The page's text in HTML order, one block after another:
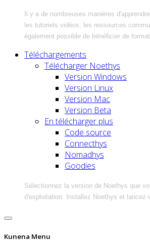
Il y a de nombreuses manières
les tutoriels vidéos, les ressources
également possible de bénéficier de
Téléchargements
Télécharger Noethys
Version Windows
Version Linux
Version Mac
Version Beta
En télécharger plus
Code source
Connecthys
Nomadhys
Goodies
Sélectionnez la version de Noethys que
d'exploitation. Installez Noethys et
Kunena Menu